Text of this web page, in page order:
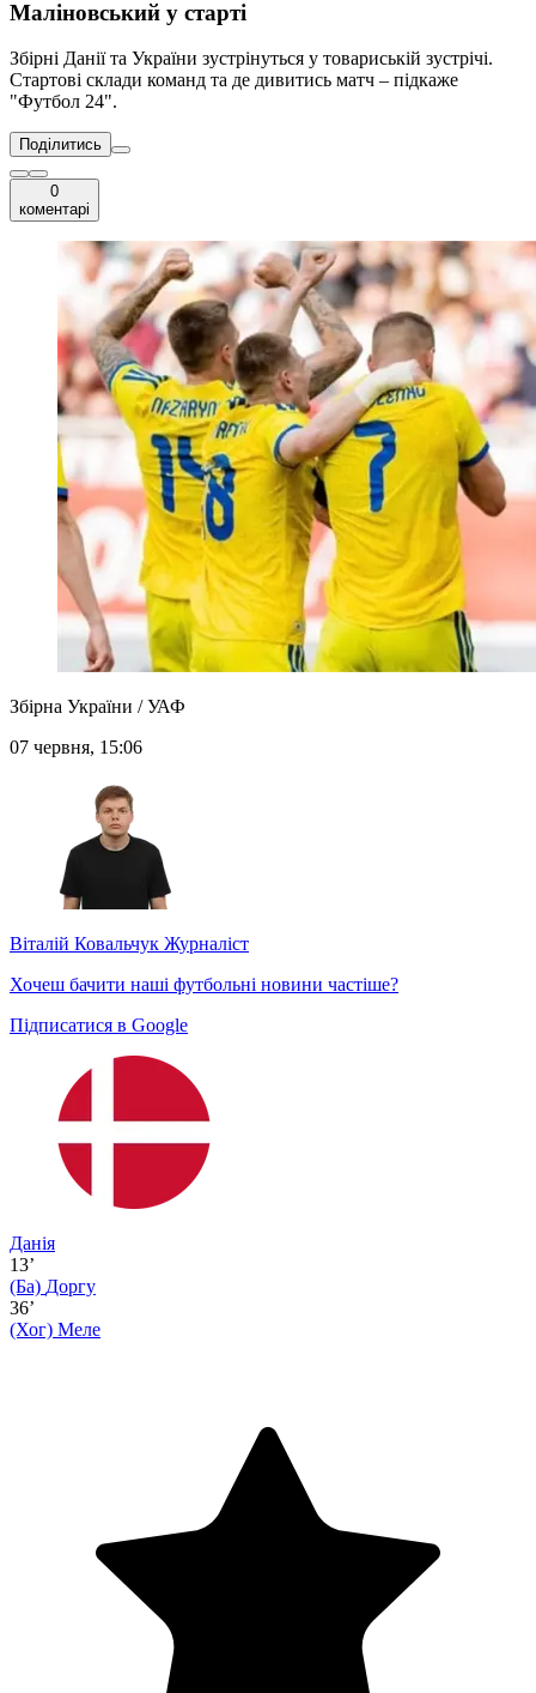
Маліновський у старті
Збірні Данії та України зустрінуться у товариській зустрічі.
Стартові склади команд та де дивитись матч – підкаже
"Футбол 24".
Поділитись
0
коментарі
Збірна України / УАФ
07 червня, 15:06
Віталій Ковальчук Журналіст
Хочеш бачити наші футбольні новини частіше?
Підписатися в Google
Данія
13’
(Ба) Доргу
36’
(Хог) Меле